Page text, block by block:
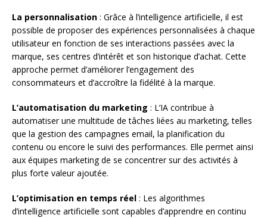
La personnalisation : Grâce à l’intelligence artificielle, il est
possible de proposer des expériences personnalisées à chaque
utilisateur en fonction de ses interactions passées avec la
marque, ses centres d’intérêt et son historique d’achat. Cette
approche permet d’améliorer l’engagement des
consommateurs et d’accroître la fidélité à la marque.
L’automatisation du marketing : L’IA contribue à
automatiser une multitude de tâches liées au marketing, telles
que la gestion des campagnes email, la planification du
contenu ou encore le suivi des performances. Elle permet ainsi
aux équipes marketing de se concentrer sur des activités à
plus forte valeur ajoutée.
L’optimisation en temps réel : Les algorithmes
d’intelligence artificielle sont capables d’apprendre en continu